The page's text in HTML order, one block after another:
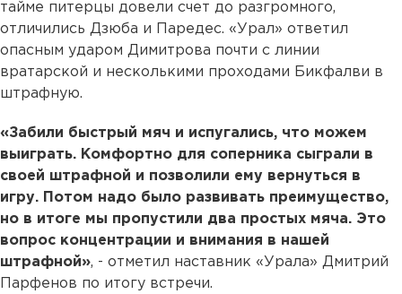
тайме питерцы довели счет до разгромного,
отличились Дзюба и Паредес. «Урал» ответил
опасным ударом Димитрова почти с линии
вратарской и несколькими проходами Бикфалви в
штрафную.
«Забили быстрый мяч и испугались, что можем
выиграть. Комфортно для соперника сыграли в
своей штрафной и позволили ему вернуться в
игру. Потом надо было развивать преимущество,
но в итоге мы пропустили два простых мяча. Это
вопрос концентрации и внимания в нашей
штрафной», - отметил наставник «Урала» Дмитрий
Парфенов по итогу встречи.